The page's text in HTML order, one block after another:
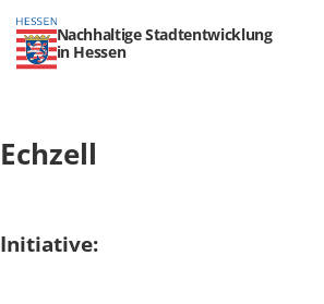
Nachhaltige Stadtentwicklung
in Hessen
Echzell
Initiative: